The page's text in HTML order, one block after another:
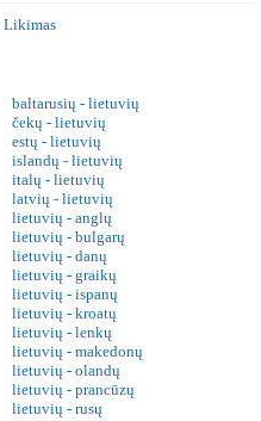
Likimas
baltarusių - lietuvių
čekų - lietuvių
estų - lietuvių
islandų - lietuvių
italų - lietuvių
latvių - lietuvių
lietuvių - anglų
lietuvių - bulgarų
lietuvių - danų
lietuvių - graikų
lietuvių - ispanų
lietuvių - kroatų
lietuvių - lenkų
lietuvių - makedonų
lietuvių - olandų
lietuvių - prancūzų
lietuvių - rusų